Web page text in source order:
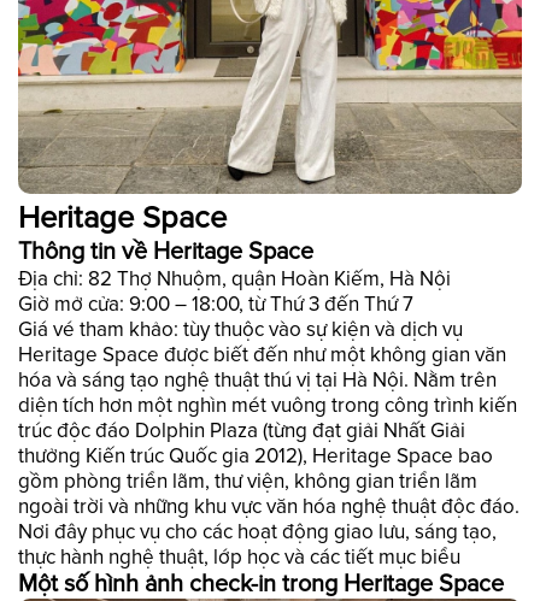
Heritage Space
Thông tin về Heritage Space
Địa chỉ: 82 Thợ Nhuộm, quận Hoàn Kiếm, Hà Nội
Giờ mở cửa: 9:00 – 18:00, từ Thứ 3 đến Thứ 7
Giá vé tham khảo: tùy thuộc vào sự kiện và dịch vụ
Heritage Space được biết đến như một không gian văn
hóa và sáng tạo nghệ thuật thú vị tại Hà Nội. Nằm trên
diện tích hơn một nghìn mét vuông trong công trình kiến
trúc độc đáo Dolphin Plaza (từng đạt giải Nhất Giải
thưởng Kiến trúc Quốc gia 2012), Heritage Space bao
gồm phòng triển lãm, thư viện, không gian triển lãm
ngoài trời và những khu vực văn hóa nghệ thuật độc đáo.
Nơi đây phục vụ cho các hoạt động giao lưu, sáng tạo,
thực hành nghệ thuật, lớp học và các tiết mục biểu
Một số hình ảnh check-in trong Heritage Space